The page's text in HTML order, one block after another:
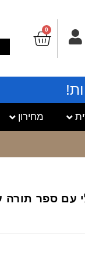
0
מחירון
עם ספר תורה